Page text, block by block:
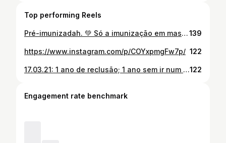
Top performing Reels
Pré-imunizadah. 💚 Só a imunização em massa nos trará a sonhada "normalidade"! Máscaras e distanciamento social até o controle da pandemia. VIVA O SUS!! VIVA A CIÊNCIA!! #vacinassalvamvidas #foragenocida139
https://www.instagram.com/p/COYxpmgFw7p/ 122
17.03.21: 1 ano de reclusão; 1 ano sem ir num bar; 1 ano sem aglomerar. #vemvacina122
Engagement rate benchmark